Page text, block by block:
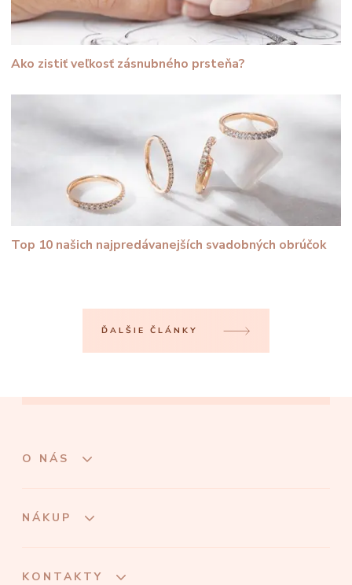
Ako zistiť veľkosť zásnubného prsteňa?
Top 10 našich najpredávanejších svadobných obrúčok
ĎALŠIE ČLÁNKY
O NÁS
NÁKUP
KONTAKTY